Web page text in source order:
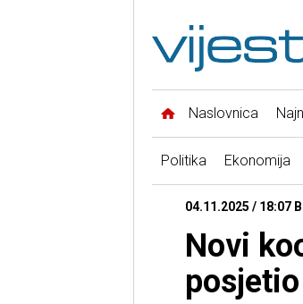
Naslovnica
Politika Ekonomija
04.11.2025 / 18:07
Novi